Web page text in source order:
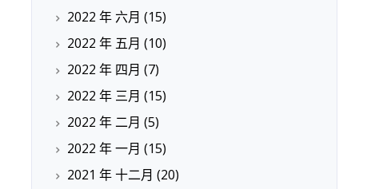
2022 年 六月 (15)
2022 年 五月 (10)
2022 年 四月 (7)
2022 年 三月 (15)
2022 年 二月 (5)
2022 年 一月 (15)
2021 年 十二月 (20)